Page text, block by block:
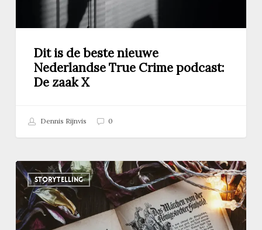
Dit is de beste nieuwe
Nederlandse True Crime podcast:
De zaak X
Dennis Rijnvis 0
STORYTELLING
Deze
gruwelijke
scènes
zijn